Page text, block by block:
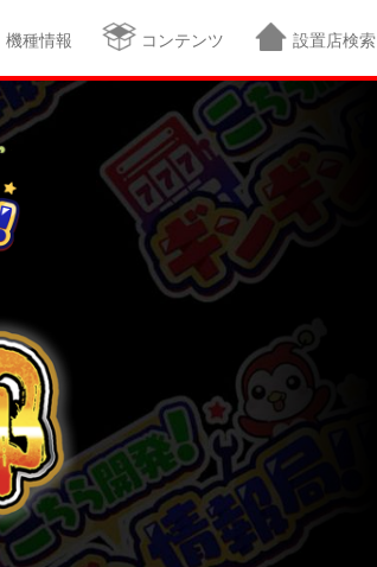
機種情報 コンテンツ 設置店検索